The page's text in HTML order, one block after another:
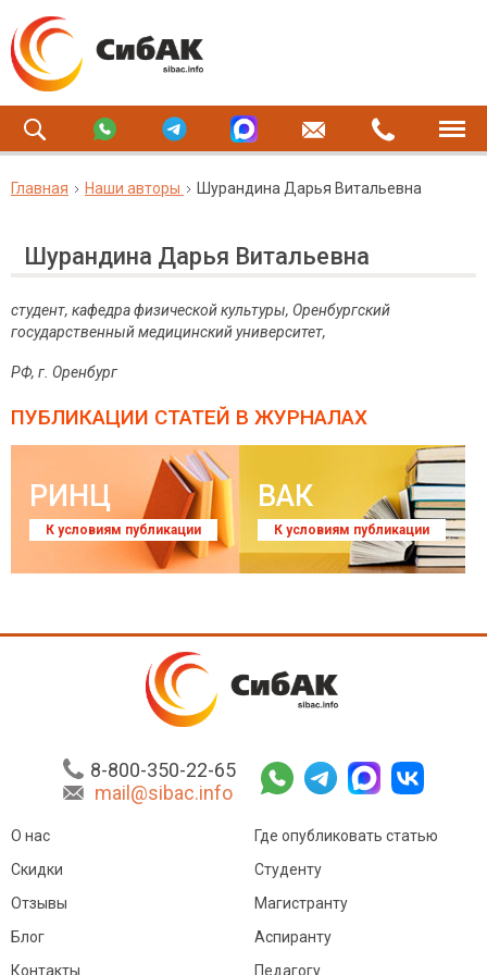
Главная Наши авторы Шурандина Дарья Витальевна
Шурандина Дарья Витальевна
студент, кафедра физической культуры, Оренбургский
государственный медицинский университет,
РФ, г. Оренбург
ПУБЛИКАЦИИ СТАТЕЙ В ЖУРНАЛАХ
РИНЦ
К условиям публикации
ВАК
К условиям публикации
8-800-350-22-65
mail@sibac.info
О нас
Скидки
Отзывы
Блог
Контакты
Где опубликовать статью
Студенту
Магистранту
Аспиранту
Педагогу